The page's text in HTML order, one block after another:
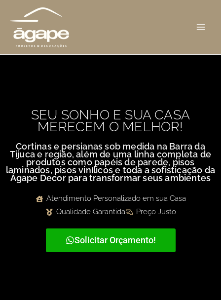
para
conteúdo
SEU SONHO E SUA CASA
MERECEM O MELHOR!
Cortinas e persianas sob medida na Barra da
Tijuca e região, além de uma linha completa de
produtos como papéis de parede, pisos
laminados, pisos vinílicos e toda a sofisticação da
Ágape Decor para transformar seus ambientes
Atendimento Personalizado em sua Casa
Qualidade Garantida
Preço Justo
Solicitar Orçamento!